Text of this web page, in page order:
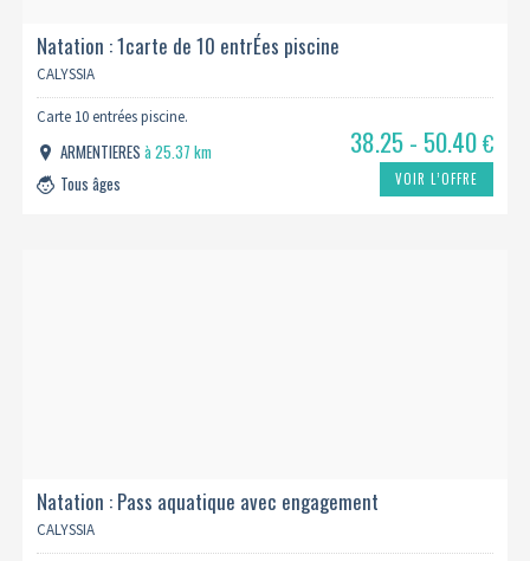
Natation : 1carte de 10 entrÉes piscine
CALYSSIA
Carte 10 entrées piscine.
ARMENTIERESà 25.37 km
Tous âges
38.25 - 50.40€
VOIR L’OFFRE
Natation : Pass aquatique avec engagement
CALYSSIA